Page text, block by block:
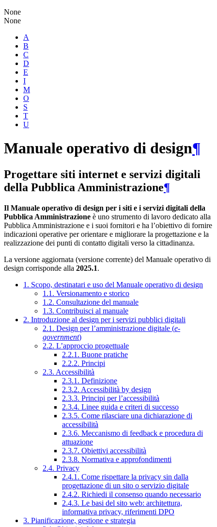
None
None
A
B
C
D
E
I
M
O
S
T
U
Manuale operativo di design¶
Progettare siti internet e servizi digitali
della Pubblica Amministrazione¶
Il Manuale operativo di design per i siti e i servizi digitali della
Pubblica Amministrazione è uno strumento di lavoro dedicato alla
Pubblica Amministrazione e i suoi fornitori e ha l’obiettivo di fornire
indicazioni operative per orientare e migliorare la progettazione e la
realizzazione dei punti di contatto digitali verso la cittadinanza.
La versione aggiornata (versione corrente) del Manuale operativo di
design corrisponde alla 2025.1.
1. Scopo, destinatari e uso del Manuale operativo di design
1.1. Versionamento e storico
1.2. Consultazione del manuale
1.3. Contribuisci al manuale
2. Introduzione al design per i servizi pubblici digitali
2.1. Design per l’amministrazione digitale (e-
government)
2.2. L’approccio progettuale
2.2.1. Buone pratiche
2.2.2. Principi
2.3. Accessibilità
2.3.1. Definizione
2.3.2. Accessibilità by design
2.3.3. Principi per l’accessibilità
2.3.4. Linee guida e criteri di successo
2.3.5. Come rilasciare una dichiarazione di
accessibilità
2.3.6. Meccanismo di feedback e procedura di
attuazione
2.3.7. Obiettivi accessibilità
2.3.8. Normativa e approfondimenti
2.4. Privacy
2.4.1. Come rispettare la privacy sin dalla
progettazione di un sito o servizio digitale
2.4.2. Richiedi il consenso quando necessario
2.4.3. Le basi del sito web: architettura,
informativa privacy, riferimenti DPO
3. Pianificazione, gestione e strategia